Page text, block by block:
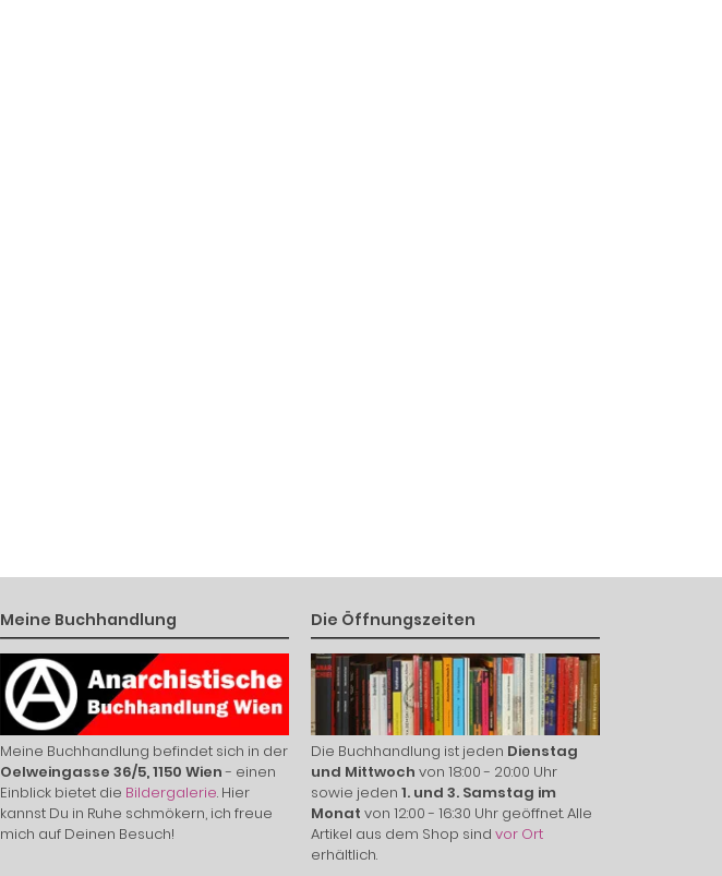
Meine Buchhandlung
Meine Buchhandlung befindet sich in der
Oelweingasse 36/5, 1150 Wien- einen
Einblick bietet die Bildergalerie. Hier
kannst Du in Ruhe schmökern, ich freue
mich auf Deinen Besuch!
Die Öffnungszeiten
Die Buchhandlung ist jeden Dienstag
und Mittwoch von 18:00 - 20:00 Uhr
sowie jeden 1. und 3. Samstag im
Monat von 12:00 - 16:30 Uhr geöffnet. Alle
Artikel aus dem Shop sind vor Ort
erhältlich.